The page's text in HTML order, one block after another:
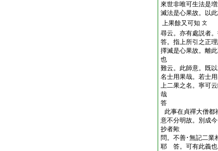
來世非唯可生法是
滅法是心果故。以
上果餘又可知 文
尋云。亦有處説者
答。指上所引之正
擇滅是心果故。離
也
難云。此師意。既
名士用果哉。若士
上二果之名。寧可
哉
答
此事在貞禪大僧都
意不分明故。別成
抄者歟
問。不善･無記二業
耶 答。可有此義也